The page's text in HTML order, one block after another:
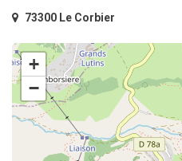
73300 Le Corbier
+
−